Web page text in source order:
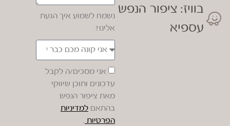
בוויז: ציפור הנפש
עספיא
נשמח לשמוע איך הגעת
אלינו?
אני מסכים/ה לקבל
עדכונים ותוכן שיווקי
מאת ציפור הנפש
בהתאם למדיניות
הפרטיות .